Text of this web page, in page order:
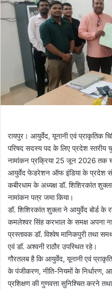
रायपुर। आयुर्वेद, यूनानी एवं प्राकृतिक
परिषद सदस्य पद के लिए प्रदेश स्तरीय
नामांकन प्रक्रिया 25 जून 2026 तक
आयुर्वेद फेडरेशन ऑफ इंडिया के प्रदेश
कबीरधाम के अध्यक्ष डॉ. शिशिरकांत
नामांकन पत्र जमा किया।
डॉ. शिशिरकांत शुक्ला ने आयुर्वेद बोर्ड के
कमलेश्वर सिंह करभाल के समक्ष अपना
प्रस्तावक डॉ. विश्वेष मानिकपुरी तथा
एवं डॉ. अश्वनी राठौर उपस्थित रहे।
गौरतलब है कि आयुर्वेद, यूनानी एवं
के पंजीकरण, नीति-नियमों के निर्धारण,
प्रशिक्षण की गुणवत्ता सुनिश्चित करने